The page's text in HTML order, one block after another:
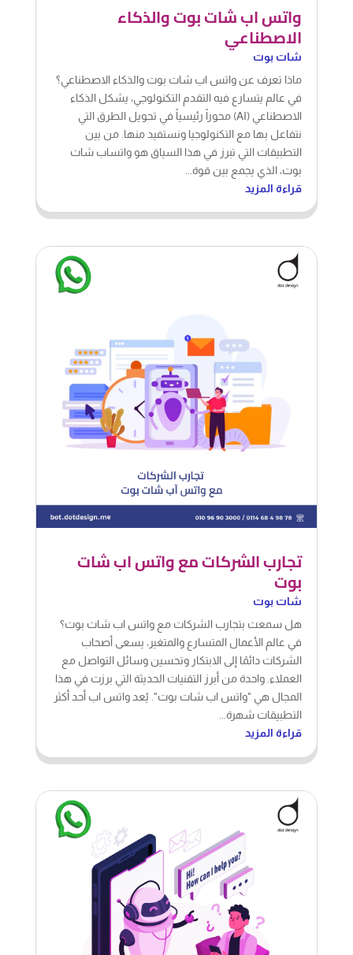
واتس اب شات بوت والذكاء
الاصطناعي
شات بوت
ماذا تعرف عن واتس اب شات بوت والذكاء الاصطناعي؟
في عالم يتسارع فيه التقدم التكنولوجي، يشكل الذكاء
الاصطناعي (AI) محوراً رئيسياً في تحويل الطرق التي
نتفاعل بها مع التكنولوجيا ونستفيد منها. من بين
التطبيقات التي تبرز في هذا السياق هو واتساب شات
بوت، الذي يجمع بين قوة...
قراءة المزيد
تجارب الشركات مع واتس اب شات
بوت
شات بوت
هل سمعت بتجارب الشركات مع واتس اب شات بوت؟
في عالم الأعمال المتسارع والمتغير، يسعى أصحاب
الشركات دائمًا إلى الابتكار وتحسين وسائل التواصل مع
العملاء. واحدة من أبرز التقنيات الحديثة التي برزت في هذا
المجال هي "واتس اب شات بوت". يُعد واتس اب أحد أكثر
التطبيقات شهرة...
قراءة المزيد